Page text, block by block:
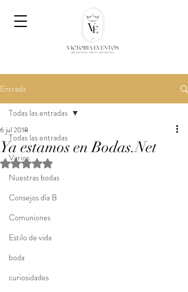
Entrada
Todas las entradas
Varios
Nuestras bodas
Consejos día B
Comuniones
Estilo de vida
boda
curiosidades
Todas las entradas
Ya estamos en Bodas.Net
6 jul 2018
Obtuvo NaN de 5 estrellas.